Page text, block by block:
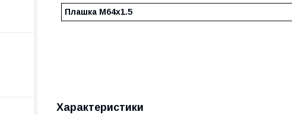
Плашка М64х1.5
Характеристики